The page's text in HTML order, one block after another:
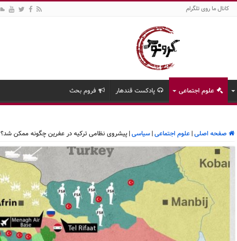
کانال ما روی تلگرام
علوم اجتماعی پادکست قندهار فروم بحث
صفحه اصلی| علوم اجتماعی| سیاسی| پیشروی نظامی ترکیه در عفرین چگونه ممکن شد؟